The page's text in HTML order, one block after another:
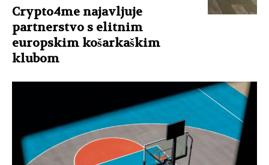
Crypto4me najavljuje
partnerstvo s elitnim
europskim košarkaškim
klubom